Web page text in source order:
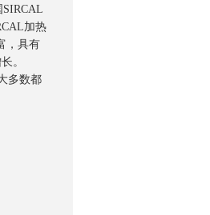
加热
具有
。
多数都